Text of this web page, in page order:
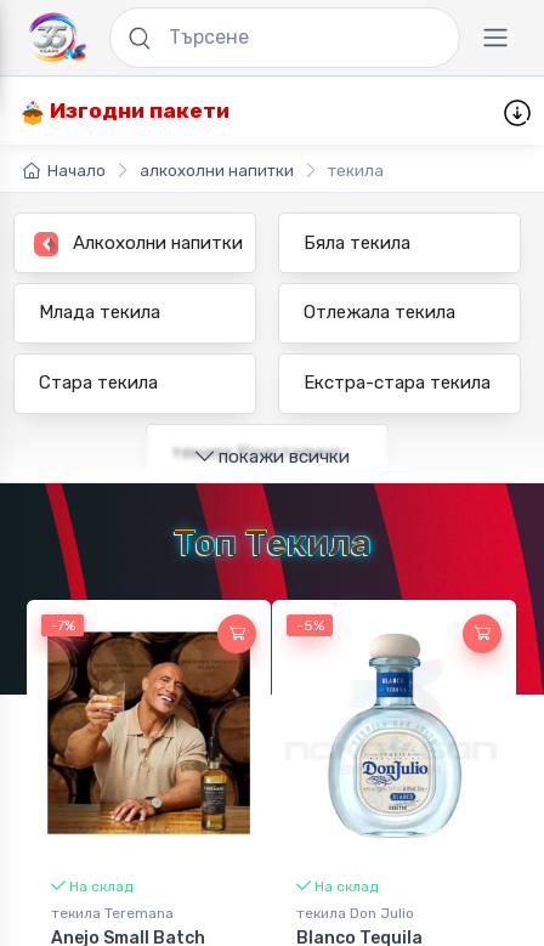
Изгодни пакети
Начало алкохолни напитки текила
Алкохолни напитки Бяла текила
Млада текила Отлежала текила
Стара текила Екстра-стара текила
текила Кристалино
покажи всички
Топ Текила
-7%
-7%
На склад
текила Teremana
Anejo Small Batch
-5%
На склад
текила Don Julio
Blanco Tequila